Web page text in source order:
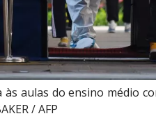
às aulas do ensino médio
/ AFP